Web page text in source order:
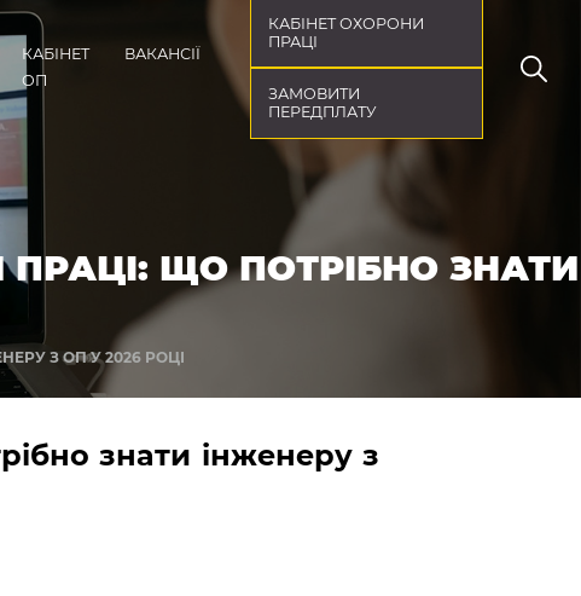
КАБІНЕТ
ОП
ВАКАНСІЇ
КАБІНЕТ ОХОРОНИ
ПРАЦІ
ЗАМОВИТИ
ПЕРЕДПЛАТУ
ЩО ПОТРІБНО ЗНАТИ
З ОП У 2026 РОЦІ
знати інженеру з